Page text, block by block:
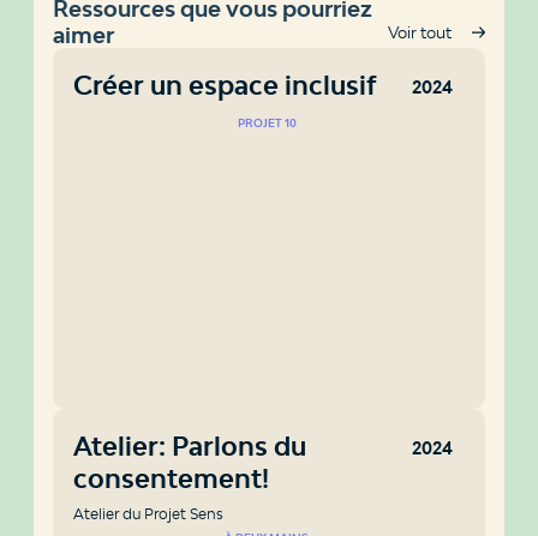
Ressources que vous pourriez
aimer
Voir tout
2024
Créer un espace inclusif
PROJET 10
2024
Atelier: Parlons du
consentement!
Atelier du Projet Sens